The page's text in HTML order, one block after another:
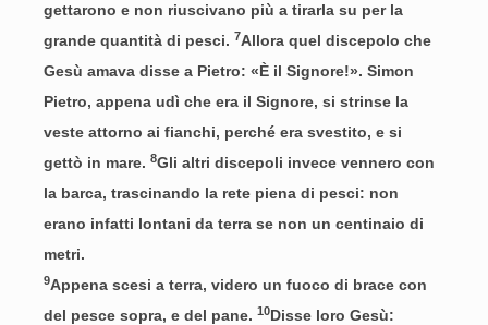
gettarono e non riuscivano più a tirarla su per la
grande quantità di pesci. 7Allora quel discepolo che
Gesù amava disse a Pietro: «È il Signore!». Simon
Pietro, appena udì che era il Signore, si strinse la
veste attorno ai fianchi, perché era svestito, e si
gettò in mare. 8Gli altri discepoli invece vennero con
la barca, trascinando la rete piena di pesci: non
erano infatti lontani da terra se non un centinaio di
metri.
9Appena scesi a terra, videro un fuoco di brace con
del pesce sopra, e del pane. 10Disse loro Gesù: